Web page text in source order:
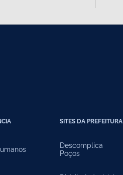
SITES DA PREFEITURA
Descomplica
Poços